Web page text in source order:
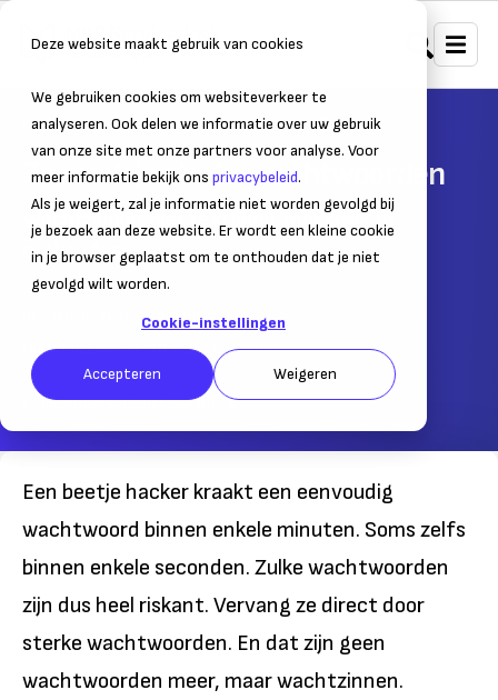
Deze website maakt gebruik van cookies
We gebruiken cookies om websiteverkeer te
analyseren. Ook delen we informatie over uw gebruik
van onze site met onze partners voor analyse. Voor
meer informatie bekijk ons privacybeleid.
Als je weigert, zal je informatie niet worden gevolgd bij
je bezoek aan deze website. Er wordt een kleine cookie
in je browser geplaatst om te onthouden dat je niet
gevolgd wilt worden.
Cookie-instellingen
Accepteren Weigeren
Home Bedrijfsvoering Cybercrime & fraude
Zo maak je sterke wachtwoorden
Wachtzinnen: niet te kraken, makkelijk te
onthouden
– Leestijd:
min.
Laatst bijgewerkt:10 september 2021
In samenwerking met:Vodafone
Een beetje hacker kraakt een eenvoudig
wachtwoord binnen enkele minuten. Soms zelfs
binnen enkele seconden. Zulke wachtwoorden
zijn dus heel riskant. Vervang ze direct door
sterke wachtwoorden. En dat zijn geen
wachtwoorden meer, maar wachtzinnen.